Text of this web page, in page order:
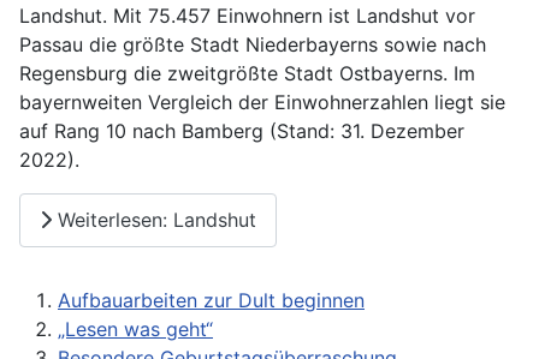
Landshut. Mit 75.457 Einwohnern ist Landshut vor
Passau die größte Stadt Niederbayerns sowie nach
Regensburg die zweitgrößte Stadt Ostbayerns. Im
bayernweiten Vergleich der Einwohnerzahlen liegt sie
auf Rang 10 nach Bamberg (Stand: 31. Dezember
2022).
Weiterlesen: Landshut
Aufbauarbeiten zur Dult beginnen
„Lesen was geht“